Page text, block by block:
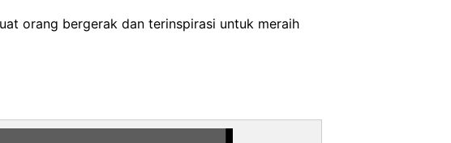
orang bergerak dan terinspirasi untuk meraih